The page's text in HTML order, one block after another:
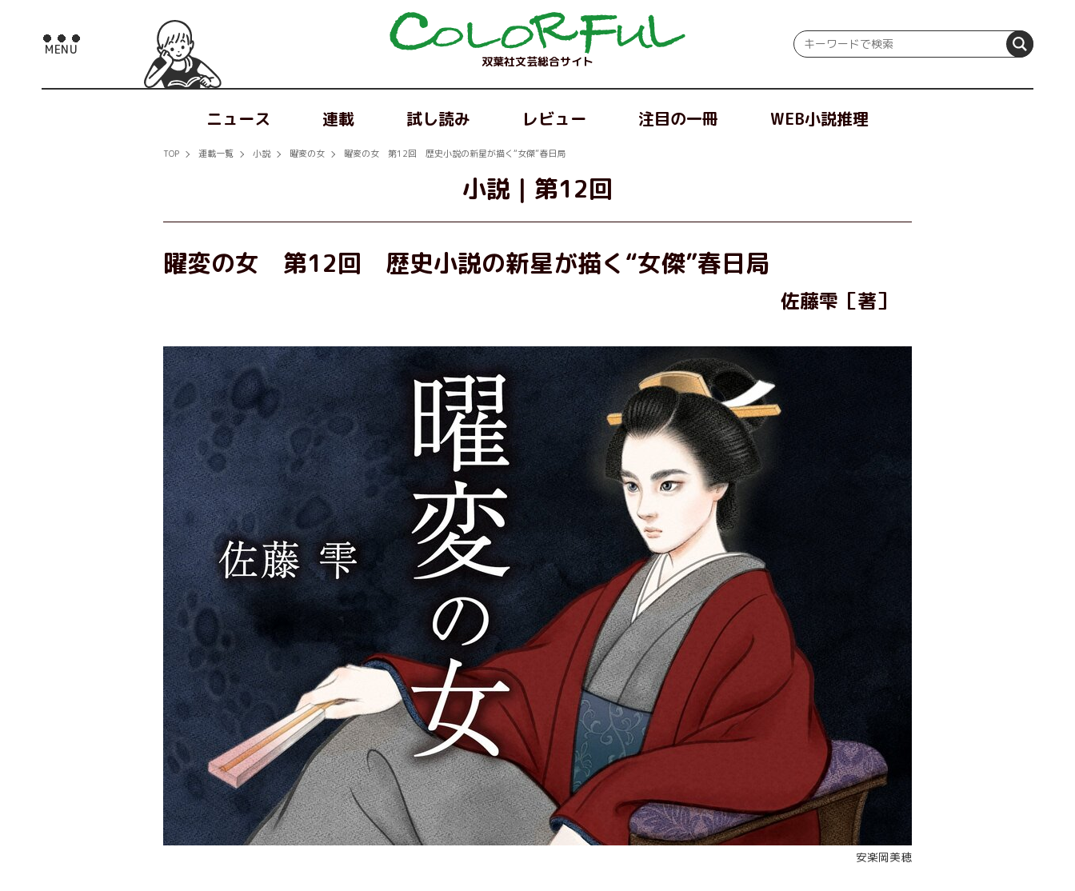
双葉社文芸総合サイト
ニュース 連載 試し読み レビュー 注目の一冊 WEB小説推理
TOP 連載一覧 小説 曜変の女 曜変の女 第12回 歴史小説の新星が描く“女傑”春日局
小説 ｜ 第12回
曜変の女 第12回 歴史小説の新星が描く“女傑”春日局
佐藤雫［著］
安楽岡美穂